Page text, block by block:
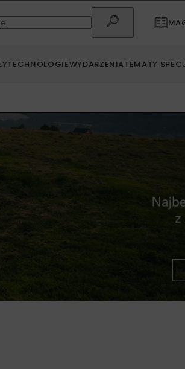
TECHNOLOGIEWYDARZENIATEMATY